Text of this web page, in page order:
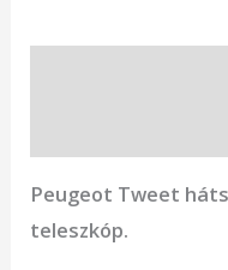
Peugeot Tweet
teleszkóp.